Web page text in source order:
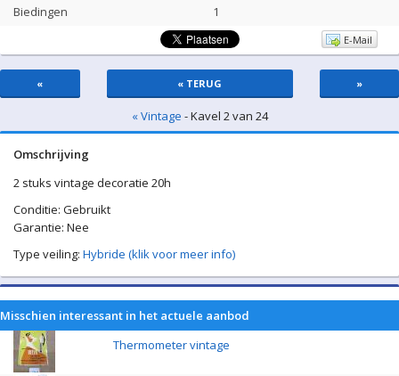
Biedingen
1
E-Mail
« « TERUG »
« Vintage - Kavel 2 van 24
Omschrijving
2 stuks vintage decoratie 20h
Conditie: Gebruikt
Garantie: Nee
Type veiling: Hybride (klik voor meer info)
Misschien interessant in het actuele aanbod
Thermometer vintage